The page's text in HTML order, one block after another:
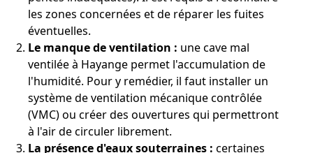
les zones concernées et de réparer les fuites
éventuelles.
Le manque de ventilation : une cave mal
ventilée à Hayange permet l'accumulation de
l'humidité. Pour y remédier, il faut installer un
système de ventilation mécanique contrôlée
(VMC) ou créer des ouvertures qui permettront
à l'air de circuler librement.
La présence d'eaux souterraines : certaines